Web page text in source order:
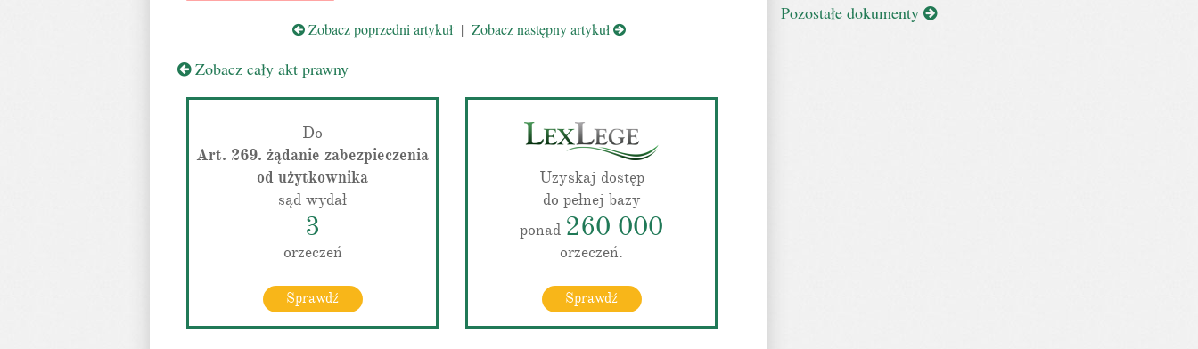
Zobacz poprzedni artykuł| Zobacz następny artykuł
Zobacz cały akt prawny
Do
Art. 269. żądanie zabezpieczenia
od użytkownika
sąd wydał
3
orzeczeń
Sprawdź
Uzyskaj dostęp
do pełnej bazy
ponad 260 000
orzeczeń.
Sprawdź
Pozostałe dokumenty